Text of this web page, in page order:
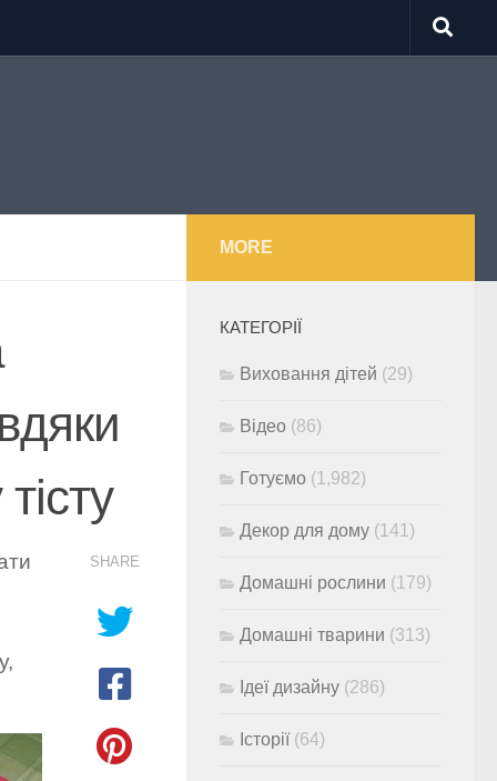
SHARE
MORE
КАТЕГОРІЇ
Виховання дітей (29)
Відео (86)
Готуємо (1,982)
Декор для дому (141)
Домашні рослини (179)
Домашні тварини (313)
Ідеї дизайну (286)
Історії(64)